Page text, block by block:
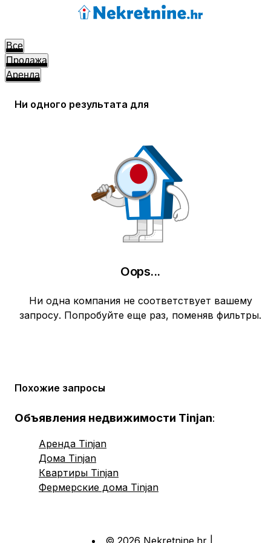
Все
Продажа
Аренда
Ни одного результата для
Oops...
Ни одна компания не соответствует вашему
запросу. Попробуйте еще раз, поменяв фильтры.
Похожие запросы
Объявления недвижимости Tinjan:
Аренда Tinjan
Дома Tinjan
Квартиры Tinjan
Фермерские дома Tinjan
© 2026 Nekretnine.hr |